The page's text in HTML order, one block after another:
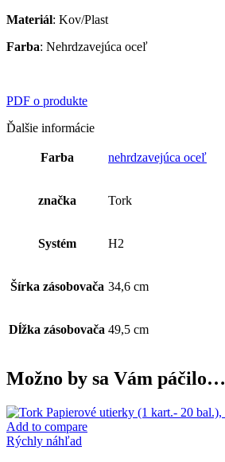
Materiál: Kov/Plast
Farba: Nehrdzavejúca oceľ
PDF o produkte
Ďalšie informácie
Farba nehrdzavejúca oceľ
značka Tork
Systém H2
Šírka zásobovača 34,6 cm
Dĺžka zásobovača 49,5 cm
Možno by sa Vám páčilo…
Add to compare
Rýchly náhľad